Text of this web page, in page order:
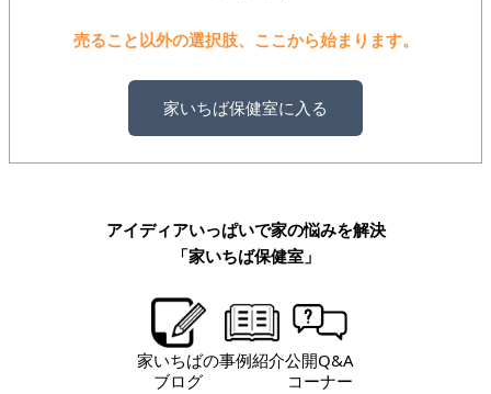
売ること以外の選択肢、ここから始まります。
家いちば保健室に入る
アイディアいっぱいで家の悩みを解決
「家いちば保健室」
家いちばの
ブログ
事例紹介公開Q&A
コーナー